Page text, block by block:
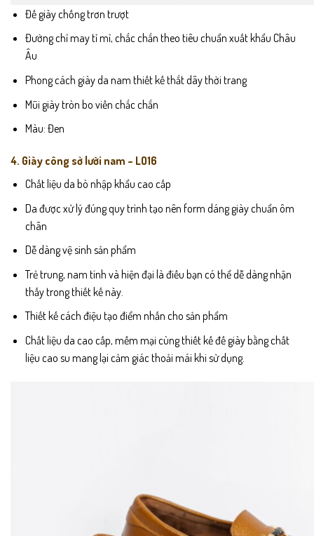
Đế giày chống trơn trượt
Đường chỉ may tỉ mỉ, chắc chắn theo tiêu chuẩn xuất khẩu Châu
Âu
Phong cách giày da nam thiết kế thắt dây thời trang
Mũi giày tròn bo viền chắc chắn
Màu: Đen
4. Giày công sở lười nam – LO16
Chất liệu da bò nhập khẩu cao cấp
Da được xử lý đúng quy trình tạo nên form dáng giày chuẩn ôm
chân
Dễ dàng vệ sinh sản phẩm
Trẻ trung, nam tính và hiện đại là điều bạn có thể dễ dàng nhận
thấy trong thiết kế này.
Thiết kế cách điệu tạo điểm nhấn cho sản phẩm
Chất liệu da cao cấp, mềm mại cùng thiết kế đế giày bằng chất
liệu cao su mang lại cảm giác thoải mái khi sử dụng.